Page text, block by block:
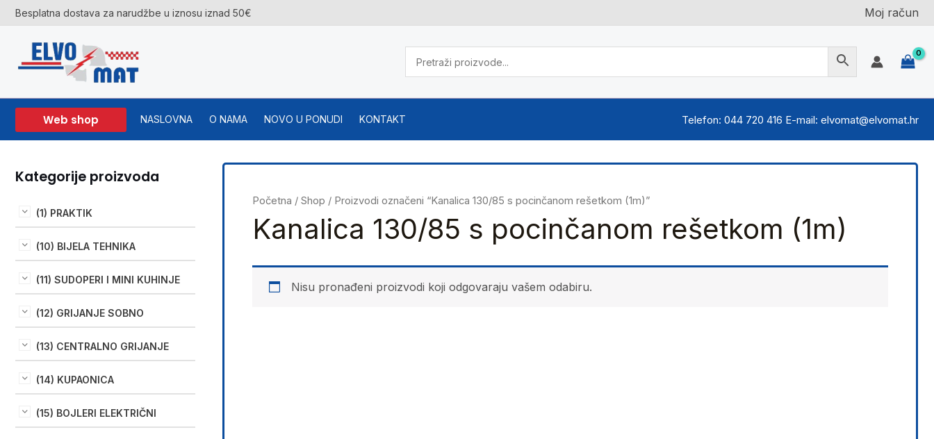
Skip
to
content
Besplatna dostava za narudžbe u iznosu iznad 50€ Moj račun
Web shop NASLOVNA O NAMA NOVO U PONUDI KONTAKT Telefon: 044 720 416 E-mail: elvomat@elvomat.hr
Kategorije proizvoda
(1) PRAKTIK
(10) BIJELA TEHNIKA
(11) SUDOPERI I MINI KUHINJE
(12) GRIJANJE SOBNO
(13) CENTRALNO GRIJANJE
(14) KUPAONICA
(15) BOJLERI ELEKTRIČNI
Početna / Shop / Proizvodi označeni “Kanalica 130/85 s pocinčanom rešetkom (1m)”
Kanalica 130/85 s pocinčanom rešetkom (1m)
Nisu pronađeni proizvodi koji odgovaraju vašem odabiru.